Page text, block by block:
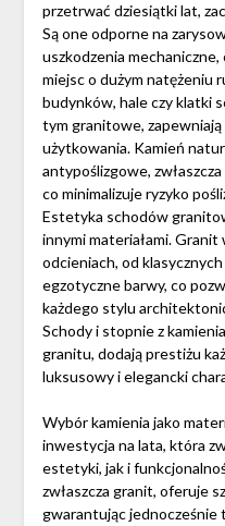
przetrwać dziesiątki lat,
Są one odporne na
uszkodzenia
miejsc o dużym natężeniu
budynków, hale czy klatki
tym granitowe,
użytkowania. Kamień
antypoślizgowe,
co minimalizuje ryzyko
Estetyka schodów
innymi materiałami.
odcieniach, od
egzotyczne barwy, co
każdego stylu
Schody i stopnie z
granitu, dodają prestiżu
luksusowy i elegancki
Wybór kamienia jako
inwestycja na lata, która
estetyki, jak i
zwłaszcza granit, oferuje
gwarantując jednocześnie